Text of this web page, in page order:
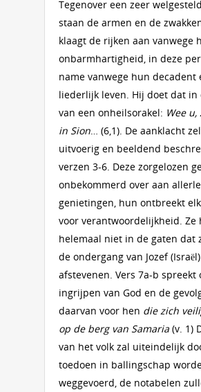
Tegenover een zeer
staan de armen en de
klaagt de rijken aan vanwege
onbarmhartigheid, in deze
name vanwege hun decadent
liederlijk leven. Hij doet dat in
van een onheilsorakel: Wee
in Sion… (6,1). De aanklacht
uitvoerig en beeldend
verzen 3-6. Deze zorgelozen
onbekommerd over aan
genietingen, hun ontbreekt
voor verantwoordelijkheid. Ze
helemaal niet in de gaten dat
de ondergang van Jozef (Israël)
afstevenen. Vers 7a-b spreekt
ingrijpen van God en de
daarvan voor hen die zich
op de berg van Samaria (v. 1)
van het volk zal uiteindelijk
toedoen in ballingschap
weggevoerd, de notabelen